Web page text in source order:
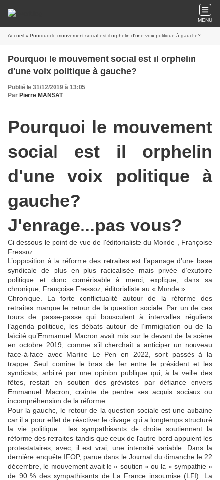
MENU
Accueil » Pourquoi le mouvement social est il orphelin d'une voix politique à gauche?
Pourquoi le mouvement social est il orphelin
d'une voix politique à gauche?
Publié le 31/12/2019 à 13:05
Par Pierre MANSAT
Pourquoi le mouvement
social est il orphelin
d'une voix politique à
gauche?
J'enrage...pas vous?
Ci dessous le point de vue de l'éditorialiste du Monde , Françoise
Fressoz
L’opposition à la réforme des retraites est l’apanage d’une base
syndicale de plus en plus radicalisée mais privée d’exutoire
politique et donc cornérisable à merci, explique, dans sa
chronique, Françoise Fressoz, éditorialiste au « Monde ».
Chronique. La forte conflictualité autour de la réforme des
retraites marque le retour de la question sociale. Par un de ces
tours de passe-passe qui bousculent à intervalles réguliers
l’agenda politique, les débats autour de l’immigration ou de la
laïcité qu’Emmanuel Macron avait mis sur le devant de la scène
en octobre 2019, comme s’il cherchait à anticiper un nouveau
face-à-face avec Marine Le Pen en 2022, sont passés à la
trappe. Seul domine le bras de fer entre le président et les
syndicats, arbitré par une opinion publique qui, à la veille des
fêtes, restait en soutien des grévistes par défiance envers
Emmanuel Macron, crainte de perdre ses acquis sociaux ou
incompréhension de la réforme.
Pour la gauche, le retour de la question sociale est une aubaine
car il a pour effet de réactiver le clivage qui a longtemps structuré
la vie politique : les sympathisants de droite soutiennent la
réforme des retraites tandis que ceux de l’autre bord appuient les
protestataires, avec, il est vrai, une intensité variable. Dans la
dernière enquête IFOP, parue dans le Journal du dimanche le 22
décembre, le mouvement avait le « soutien » ou la « sympathie »
de 90 % des sympathisants de La France insoumise (LFI). La